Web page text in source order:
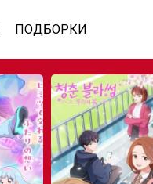
ПОДБОРКИ